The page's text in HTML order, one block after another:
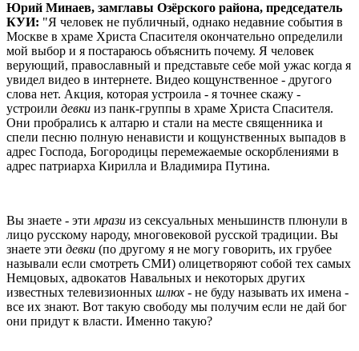
Юрий Минаев, замглавы Озёрского района, председатель
КУИ: "Я человек не публичный, однако недавние события в
Москве в храме Христа Спасителя окончательно определили
мой выбор и я постараюсь объяснить почему. Я человек
верующий, православный и представьте себе мой ужас когда я
увидел видео в интернете. Видео кощунственное - другого
слова нет. Акция, которая устроила - я точнее скажу -
устроили девки из панк-группы в храме Христа Спасителя.
Они пробрались к алтарю и стали на месте священника и
спели песню полную ненависти и кощунственных выпадов в
адрес Господа, Богородицы перемежаемые оскорблениями в
адрес патриарха Кирилла и Владимира Путина.
Вы знаете - эти мрази из сексуальных меньшинств плюнули в
лицо русскому народу, многовековой русской традиции. Вы
знаете эти девки (по другому я не могу говорить, их грубее
называли если смотреть СМИ) олицетворяют собой тех самых
Немцовых, адвокатов Навальных и некоторых других
известных телевизионных шлюх - не буду называть их имена -
все их знают. Вот такую свободу мы получим если не дай бог
они придут к власти. Именно такую?